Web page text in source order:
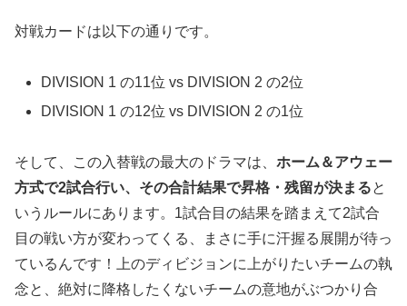
対戦カードは以下の通りです。
DIVISION 1 の11位 vs DIVISION 2 の2位
DIVISION 1 の12位 vs DIVISION 2 の1位
そして、この入替戦の最大のドラマは、 ホーム＆アウェー
方式で2試合行い、その合計結果で昇格・残留が決まると
いうルールにあります。1試合目の結果を踏まえて2試合
目の戦い方が変わってくる、まさに手に汗握る展開が待っ
ているんです！上のディビジョンに上がりたいチームの執
念と、絶対に降格したくないチームの意地がぶつかり合